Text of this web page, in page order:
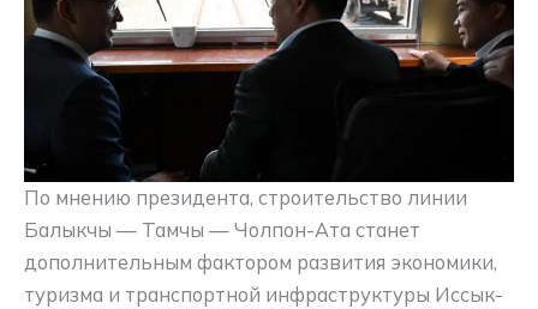
По мнению президента, строительство линии
Балыкчы — Тамчы — Чолпон-Ата станет
дополнительным фактором развития экономики,
туризма и транспортной инфраструктуры Иссык-